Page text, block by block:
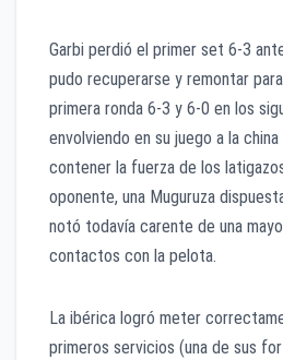
Garbi perdió el primer set 6-3
pudo recuperarse y remontar
primera ronda 6-3 y 6-0 en los
envolviendo en su juego a la
contener la fuerza de los
oponente, una Muguruza
notó todavía carente de una
contactos con la pelota.
La ibérica logró meter
primeros servicios (una de sus